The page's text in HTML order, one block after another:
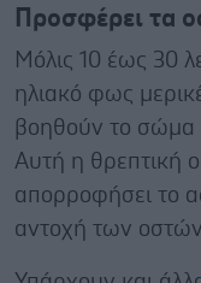
Προσφέρει τα
Μόλις 10 έως 30
ηλιακό φως
βοηθούν το σώμα
Αυτή η θρεπτική
απορροφήσει το
αντοχή των